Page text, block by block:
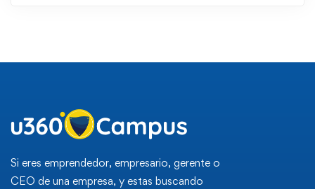
Si eres emprendedor, empresario, gerente o
CEO de una empresa, y estas buscando